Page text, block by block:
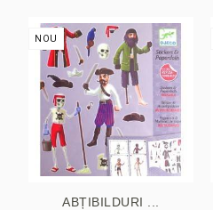
NOU
ABȚIBILDURI ...